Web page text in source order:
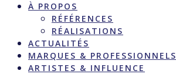
À PROPOS
RÉFÉRENCES
RÉALISATIONS
ACTUALITÉS
MARQUES & PROFESSIONNELS
ARTISTES & INFLUENCE